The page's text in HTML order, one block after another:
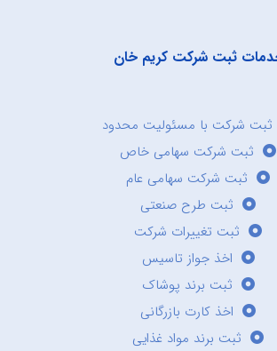
ثبت شرکت کریم خان
ثبت شرکت با مسئولیت محدود
ثبت شرکت سهامی خاص
ثبت شرکت سهامی عام
ثبت طرح صنعتی
ثبت تغییرات شرکت
اخذ جواز تاسیس
ثبت برند پوشاک
اخذ کارت بازرگانی
ثبت برند مواد غذایی